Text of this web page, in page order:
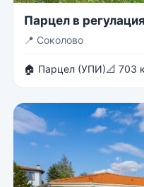
Парцел в
📍 Соколово
🏠 Парцел (УПИ)📐 703